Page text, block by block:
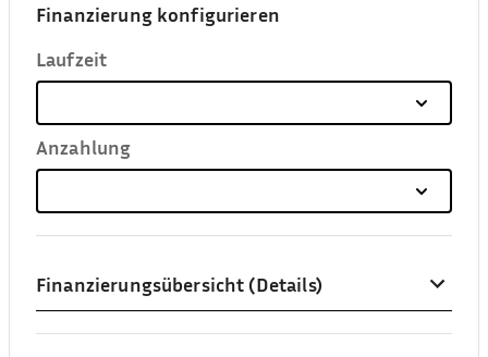
Finanzierung konfigurieren
Laufzeit
Anzahlung
Finanzierungsübersicht (Details)